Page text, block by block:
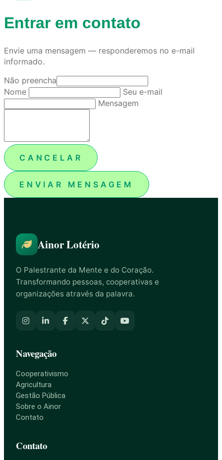
Entrar em contato
Envie uma mensagem — responderemos no e-mail
informado.
Não preencha
Nome
Seu e-mail
Mensagem
CANCELAR
ENVIAR MENSAGEM
Ainor Lotério
O Palestrante da Mente e do Coração.
Transformando pessoas, cooperativas e
organizações através da palavra.
Navegação
Cooperativismo
Agricultura
Gestão Pública
Sobre o Ainor
Contato
Contato